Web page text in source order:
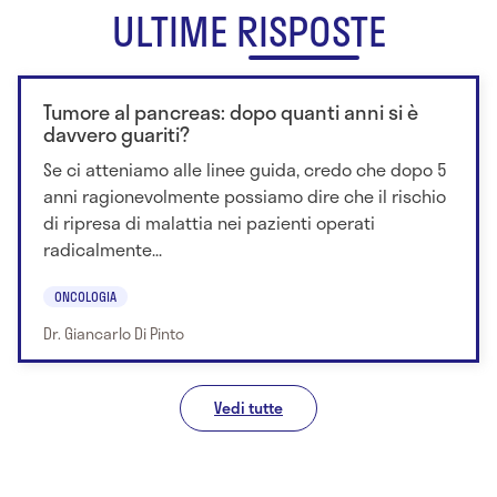
ULTIME RISPOSTE
Tumore al pancreas: dopo quanti anni si è
davvero guariti?
Se ci atteniamo alle linee guida, credo che dopo 5
anni ragionevolmente possiamo dire che il rischio
di ripresa di malattia nei pazienti operati
radicalmente...
ONCOLOGIA
Dr. Giancarlo Di Pinto
Vedi tutte